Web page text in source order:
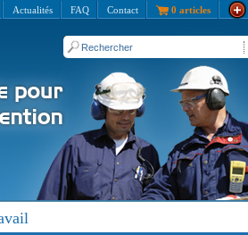
Actualités FAQ Contact 0 articles